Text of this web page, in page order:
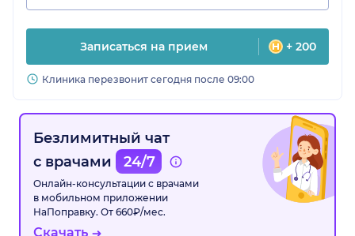
Записаться на прием + 200
Клиника перезвонит сегодня после 09:00
Безлимитный чат
с врачами
24/7
Онлайн-консультации с врачами
в мобильном приложении
НаПоправку. От 660₽/мес.
Скачать